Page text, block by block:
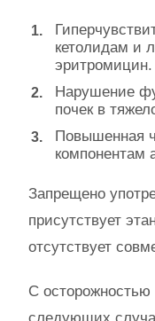
кетолидам и
эритромицин.
Нарушение
почек в
Повышенная
компонентам
Запрещено
присутствует
отсутствует
С осторожностью